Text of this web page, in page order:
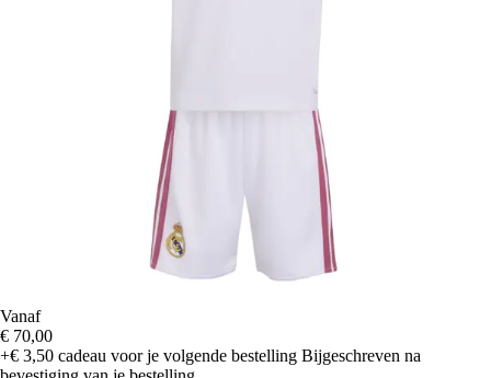
Vanaf
€ 70,00
+€ 3,50 cadeau voor je volgende bestelling Bijgeschreven na